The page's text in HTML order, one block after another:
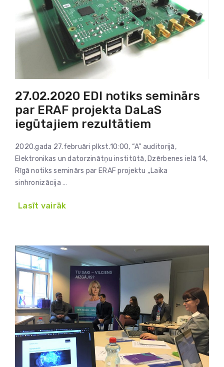
27.02.2020 EDI notiks seminārs
par ERAF projekta DaLaS
iegūtajiem rezultātiem
2020.gada 27.februāri plkst.10:00, “A” auditorijā,
Elektronikas un datorzinātņu institūtā, Dzērbenes ielā 14,
Rīgā notiks seminārs par ERAF projektu „Laika
sinhronizācija …
Lasīt vairāk